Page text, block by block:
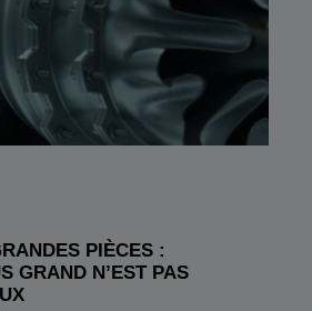
PIÈCES :
GRAND N’EST PAS